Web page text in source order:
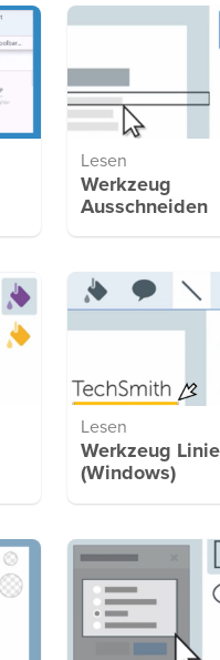
Lesen
Werkzeug
Ausschneiden
Lesen
Werkzeug Linie
(Windows)